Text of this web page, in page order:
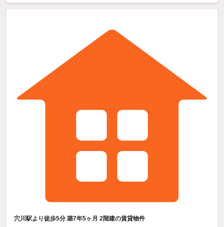
穴川駅より徒歩5分 築7年5ヶ月 2階建の賃貸物件